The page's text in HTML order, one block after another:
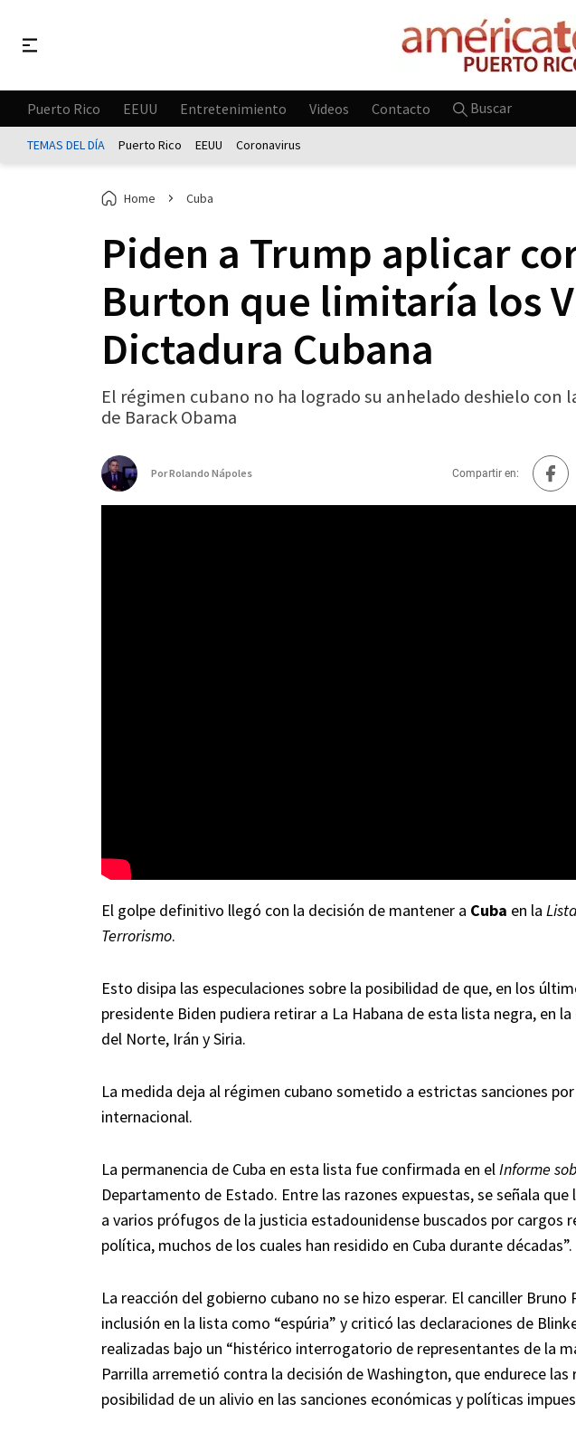
Puerto Rico EEUU Entretenimiento Videos Contacto Buscar
TEMAS DEL DÍA Puerto Rico EEUU Coronavirus
Home Cuba
Piden a Trump aplicar
Burton que limitaría los
Dictadura Cubana
El régimen cubano no ha logrado su anhelado deshielo
de Barack Obama
PorRolando Nápoles Compartir en:
El golpe definitivo llegó con la decisión de mantener a Cuba en la
Terrorismo.
Esto disipa las especulaciones sobre la posibilidad de que, en los
presidente Biden pudiera retirar a La Habana de esta lista negra, en
del Norte, Irán y Siria.
La medida deja al régimen cubano sometido a estrictas sanciones
internacional.
La permanencia de Cuba en esta lista fue confirmada en elInforme
Departamento de Estado. Entre las razones expuestas, se señala
a varios prófugos de la justicia estadounidense buscados por cargos
política, muchos de los cuales han residido en Cuba durante décadas”.
La reacción del gobierno cubano no se hizo esperar. El canciller
inclusión en la lista como “espúria” y criticó las declaraciones de
realizadas bajo un “histérico interrogatorio de representantes de la
Parrilla arremetió contra la decisión de Washington, que endurece las
posibilidad de un alivio en las sanciones económicas y políticas